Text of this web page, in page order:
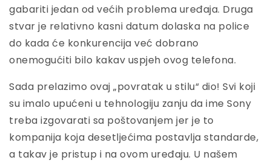
gabariti jedan od većih problema uređaja. Druga
stvar je relativno kasni datum dolaska na police
do kada će konkurencija već dobrano
onemogućiti bilo kakav uspjeh ovog telefona.
Sada prelazimo ovaj „povratak u stilu“ dio! Svi koji
su imalo upućeni u tehnologiju zanju da ime Sony
treba izgovarati sa poštovanjem jer je to
kompanija koja desetljećima postavlja standarde,
a takav je pristup i na ovom uređaju. U našem